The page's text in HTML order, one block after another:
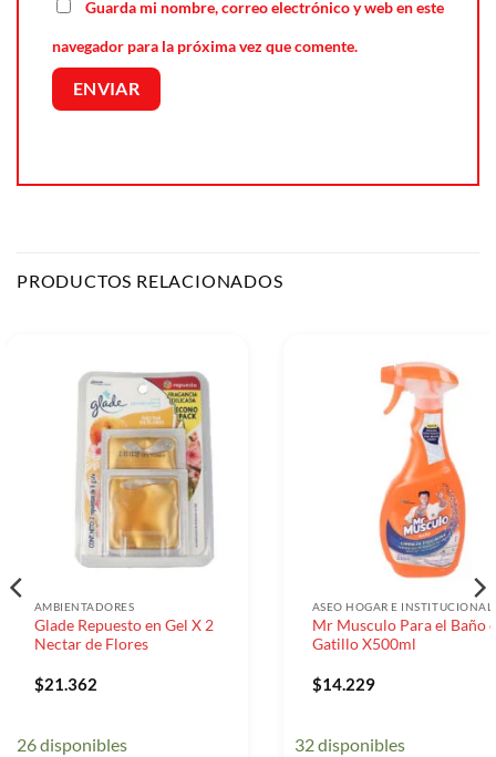
Guarda mi nombre, correo electrónico y web en este
navegador para la próxima vez que comente.
PRODUCTOS RELACIONADOS
AMBIENTADORES
Glade Repuesto en Gel X 2
Nectar de Flores
$21.362
26 disponibles
ASEO HOGAR E INSTITUCIONAL
Mr Musculo Para el Baño
Gatillo X500ml
$14.229
32 disponibles